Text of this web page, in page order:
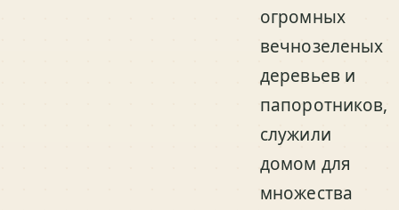
огромных
вечнозеленых
деревьев и
папоротников,
служили
домом для
множества